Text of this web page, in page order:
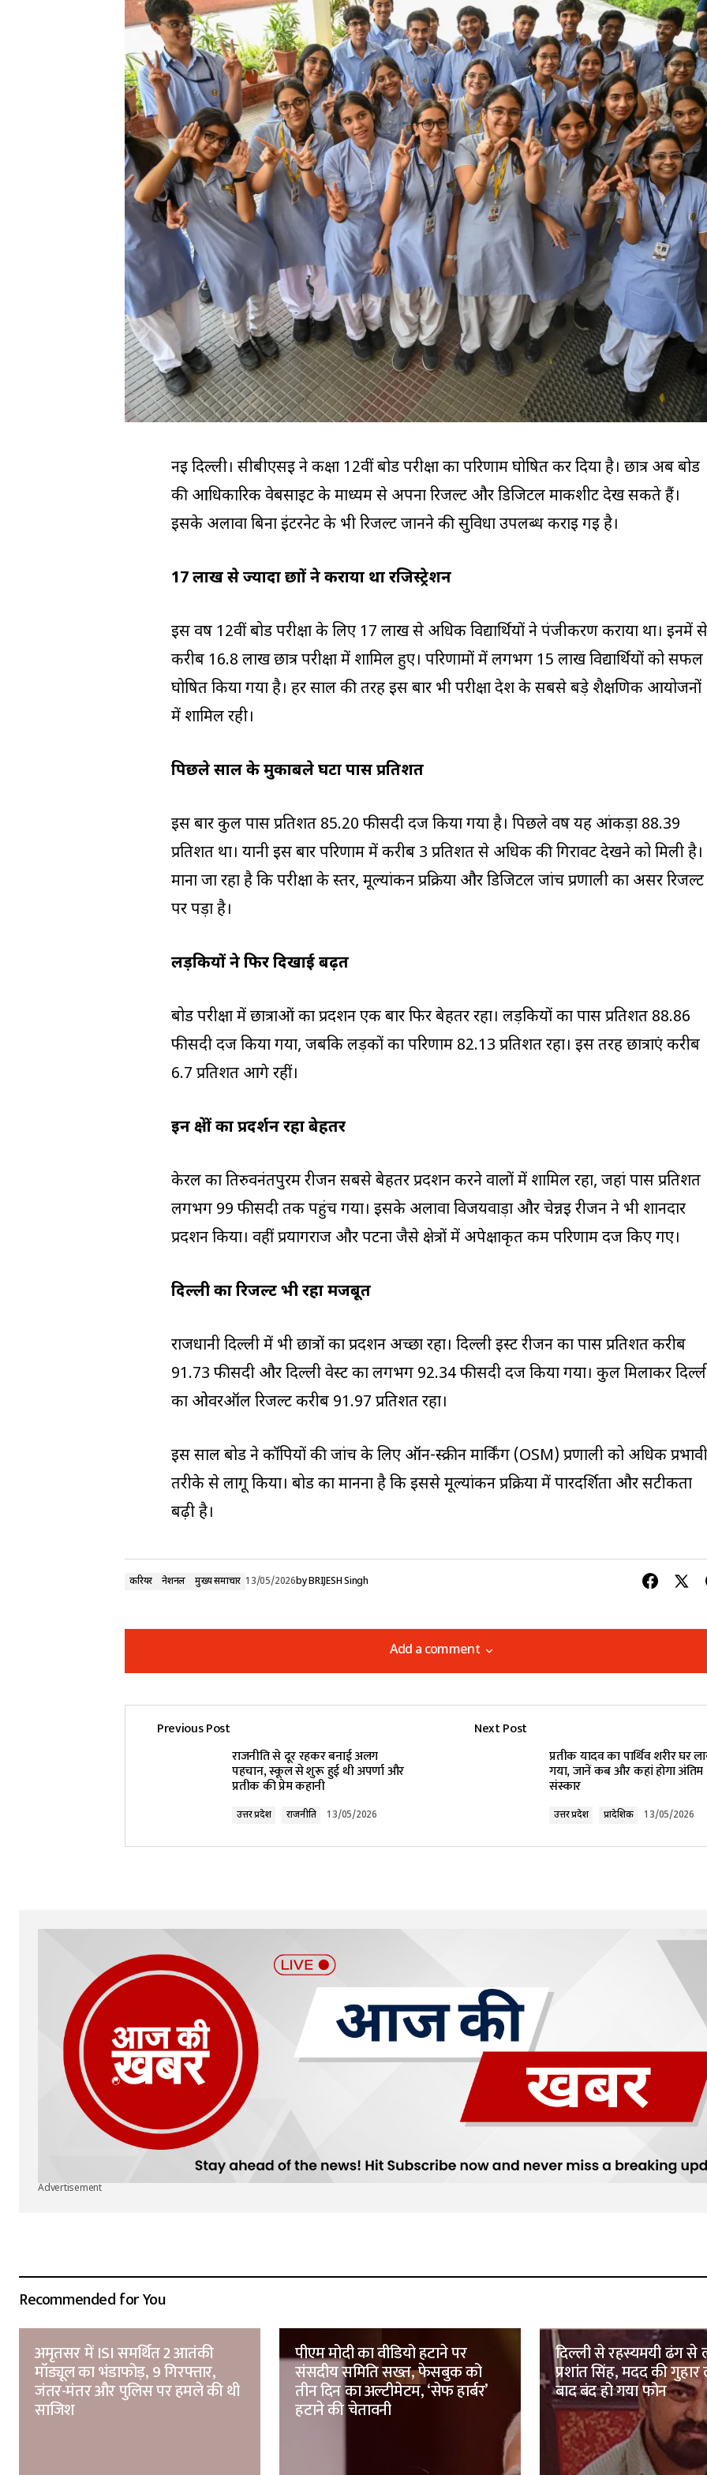
नई दिल्ली। सीबीएसई ने कक्षा 12वीं बोर्ड परीक्षा का परिणाम घोषित कर दिया है। छात्र अब बोर्ड
की आधिकारिक वेबसाइट के माध्यम से अपना रिजल्ट और डिजिटल मार्कशीट देख सकते हैं।
इसके अलावा बिना इंटरनेट के भी रिजल्ट जानने की सुविधा उपलब्ध कराई गई है।
17 लाख से ज्यादा छात्रों ने कराया था रजिस्ट्रेशन
इस वर्ष 12वीं बोर्ड परीक्षा के लिए 17 लाख से अधिक विद्यार्थियों ने पंजीकरण कराया था। इनमें से
करीब 16.8 लाख छात्र परीक्षा में शामिल हुए। परिणामों में लगभग 15 लाख विद्यार्थियों को सफल
घोषित किया गया है। हर साल की तरह इस बार भी परीक्षा देश के सबसे बड़े शैक्षणिक आयोजनों
में शामिल रही।
पिछले साल के मुकाबले घटा पास प्रतिशत
इस बार कुल पास प्रतिशत 85.20 फीसदी दर्ज किया गया है। पिछले वर्ष यह आंकड़ा 88.39
प्रतिशत था। यानी इस बार परिणाम में करीब 3 प्रतिशत से अधिक की गिरावट देखने को मिली है।
माना जा रहा है कि परीक्षा के स्तर, मूल्यांकन प्रक्रिया और डिजिटल जांच प्रणाली का असर रिजल्ट
पर पड़ा है।
लड़कियों ने फिर दिखाई बढ़त
बोर्ड परीक्षा में छात्राओं का प्रदर्शन एक बार फिर बेहतर रहा। लड़कियों का पास प्रतिशत 88.86
फीसदी दर्ज किया गया, जबकि लड़कों का परिणाम 82.13 प्रतिशत रहा। इस तरह छात्राएं करीब
6.7 प्रतिशत आगे रहीं।
इन क्षेत्रों का प्रदर्शन रहा बेहतर
केरल का तिरुवनंतपुरम रीजन सबसे बेहतर प्रदर्शन करने वालों में शामिल रहा, जहां पास प्रतिशत
लगभग 99 फीसदी तक पहुंच गया। इसके अलावा विजयवाड़ा और चेन्नई रीजन ने भी शानदार
प्रदर्शन किया। वहीं प्रयागराज और पटना जैसे क्षेत्रों में अपेक्षाकृत कम परिणाम दर्ज किए गए।
दिल्ली का रिजल्ट भी रहा मजबूत
राजधानी दिल्ली में भी छात्रों का प्रदर्शन अच्छा रहा। दिल्ली ईस्ट रीजन का पास प्रतिशत करीब
91.73 फीसदी और दिल्ली वेस्ट का लगभग 92.34 फीसदी दर्ज किया गया। कुल मिलाकर
का ओवरऑल रिजल्ट करीब 91.97 प्रतिशत रहा।
इस साल बोर्ड ने कॉपियों की जांच के लिए ऑन-स्क्रीन मार्किंग (OSM) प्रणाली को अधिक प्रभावी
तरीके से लागू किया। बोर्ड का मानना है कि इससे मूल्यांकन प्रक्रिया में पारदर्शिता और सटीकता
बढ़ी है।
करियर नेशनल मुख्य समाचार 13/05/2026byBRIJESH Singh
Add a comment
Add a comment
Your email address will not be published. Required fields are marked*
Previous Post
राजनीति से दूर रहकर बनाई अलग
पहचान, स्कूल से शुरू हुई थी अपर्णा और
प्रतीक की प्रेम कहानी
उत्तर प्रदेश राजनीति 13/05/2026
Next Post
प्रतीक यादव का पार्थिव शरीर घर
गया, जानें कब और कहां होगा अंतिम
संस्कार
उत्तर प्रदेश प्रादेशिक 13/05/2026
Advertisement
Recommended for You
अमृतसर में ISI समर्थित 2 आतंकी
मॉड्यूल का भंडाफोड़, 9 गिरफ्तार,
जंतर-मंतर और पुलिस पर हमले की थी
साजिश
पीएम मोदी का वीडियो हटाने पर
संसदीय समिति सख्त, फेसबुक को
तीन दिन का अल्टीमेटम, ‘सेफ हार्बर’
हटाने की चेतावनी
दिल्ली से रहस्यमयी ढंग से
प्रशांत सिंह, मदद की
बाद बंद हो गया फोन